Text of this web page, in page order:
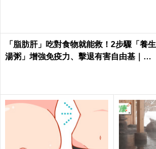
「脂肪肝」吃對食物就能救！2步驟「養生
湯粥」增強免疫力、擊退有害自由基｜每